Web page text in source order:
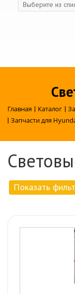
Главная | Каталог |
| Запчасти для
Показать